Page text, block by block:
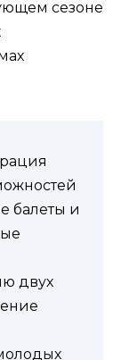
сезоне
балеты и
двух